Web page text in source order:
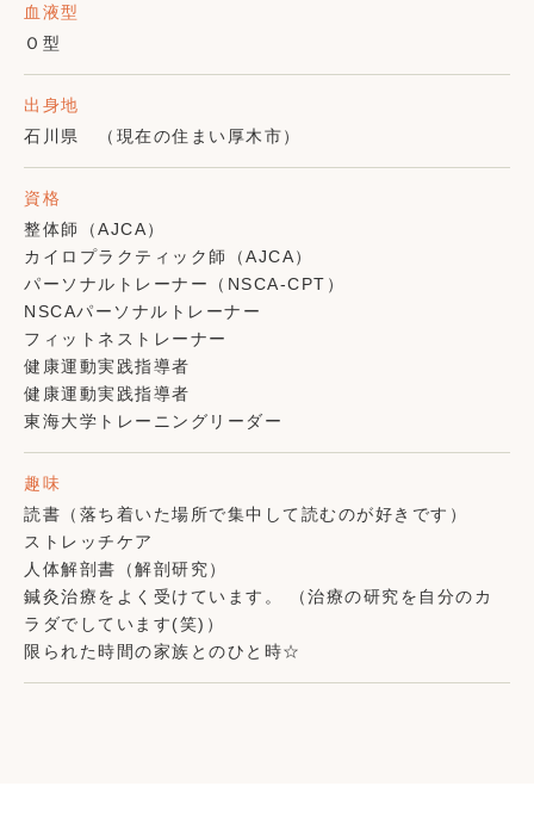
血液型
Ｏ型
出身地
石川県 （現在の住まい厚木市）
資格
整体師（AJCA）
カイロプラクティック師（AJCA）
パーソナルトレーナー（NSCA-CPT）
NSCAパーソナルトレーナー
フィットネストレーナー
健康運動実践指導者
健康運動実践指導者
東海大学トレーニングリーダー
趣味
読書（落ち着いた場所で集中して読むのが好きです）
ストレッチケア
人体解剖書（解剖研究）
鍼灸治療をよく受けています。 （治療の研究を自分のカ
ラダでしています(笑)）
限られた時間の家族とのひと時☆